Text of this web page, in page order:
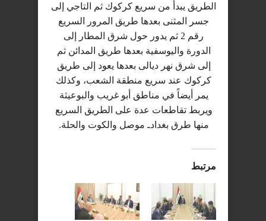
الطريق يبدأ من سريع كركوك ثم التاجي إلى
جسر المثنى بعدها طريق المرور السريع
رقم 2 ثم يدور حول شرق المطار إلى
الدورة واليوسفية بعدها طريق المدائن ثم
إلى شرق نهر ديالى بعدها يعود إلى طريق
كركوك عند سريع منطقة الشعب، وكذلك
يمر أيضاً في مناطق أبو غريب والبوعيثة
ويربط تقاطعات عدة على الطريق السريع
منها طرق بغدادـ موصل والكوت والحلة.
مرتبط